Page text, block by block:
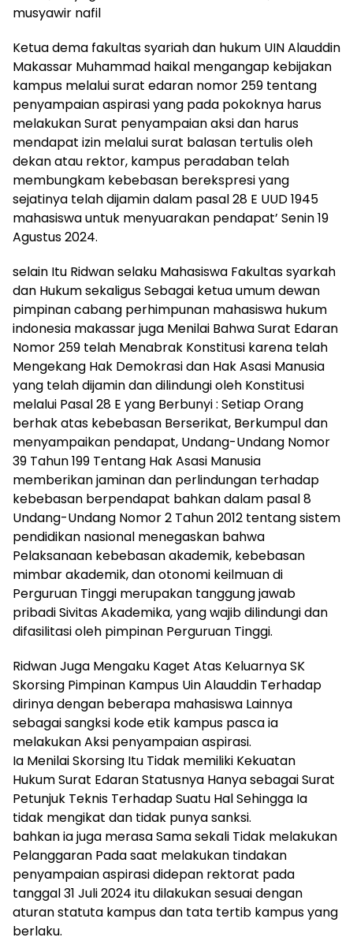
musyawir nafil
Ketua dema fakultas syariah dan hukum UIN Alauddin
Makassar Muhammad haikal mengangap kebijakan
kampus melalui surat edaran nomor 259 tentang
penyampaian aspirasi yang pada pokoknya harus
melakukan Surat penyampaian aksi dan harus
mendapat izin melalui surat balasan tertulis oleh
dekan atau rektor, kampus peradaban telah
membungkam kebebasan berekspresi yang
sejatinya telah dijamin dalam pasal 28 E UUD 1945
mahasiswa untuk menyuarakan pendapat’ Senin 19
Agustus 2024.
selain Itu Ridwan selaku Mahasiswa Fakultas syarkah
dan Hukum sekaligus Sebagai ketua umum dewan
pimpinan cabang perhimpunan mahasiswa hukum
indonesia makassar juga Menilai Bahwa Surat Edaran
Nomor 259 telah Menabrak Konstitusi karena telah
Mengekang Hak Demokrasi dan Hak Asasi Manusia
yang telah dijamin dan dilindungi oleh Konstitusi
melalui Pasal 28 E yang Berbunyi : Setiap Orang
berhak atas kebebasan Berserikat, Berkumpul dan
menyampaikan pendapat, Undang-Undang Nomor
39 Tahun 199 Tentang Hak Asasi Manusia
memberikan jaminan dan perlindungan terhadap
kebebasan berpendapat bahkan dalam pasal 8
Undang-Undang Nomor 2 Tahun 2012 tentang sistem
pendidikan nasional menegaskan bahwa
Pelaksanaan kebebasan akademik, kebebasan
mimbar akademik, dan otonomi keilmuan di
Perguruan Tinggi merupakan tanggung jawab
pribadi Sivitas Akademika, yang wajib dilindungi dan
difasilitasi oleh pimpinan Perguruan Tinggi.
Ridwan Juga Mengaku Kaget Atas Keluarnya SK
Skorsing Pimpinan Kampus Uin Alauddin Terhadap
dirinya dengan beberapa mahasiswa Lainnya
sebagai sangksi kode etik kampus pasca ia
melakukan Aksi penyampaian aspirasi.
Ia Menilai Skorsing Itu Tidak memiliki Kekuatan
Hukum Surat Edaran Statusnya Hanya sebagai Surat
Petunjuk Teknis Terhadap Suatu Hal Sehingga Ia
tidak mengikat dan tidak punya sanksi.
bahkan ia juga merasa Sama sekali Tidak melakukan
Pelanggaran Pada saat melakukan tindakan
penyampaian aspirasi didepan rektorat pada
tanggal 31 Juli 2024 itu dilakukan sesuai dengan
aturan statuta kampus dan tata tertib kampus yang
berlaku.